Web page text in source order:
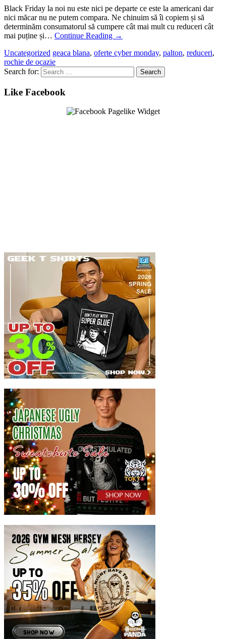
Black Friday la noi nu este nici pe departe ce este la americani dar
nici măcar nu ne putem compara. Ne chinuim să îi copiem și să
determinăm consumatorul să cumpere cât mai mult cu reduceri cât
mai puține și… Continue Reading →
Uncategorized geaca blana, oferte cyber monday, palton, reduceri,
rochie de ocazie
Search for:
Like Facebook